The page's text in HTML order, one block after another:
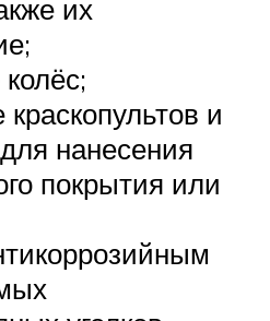
их
и
нанесения
покрытия или